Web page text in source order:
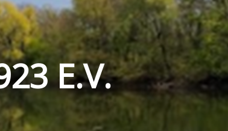
E.V.